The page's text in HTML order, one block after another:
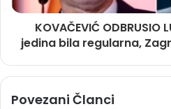
KOVAČEVIĆ ODBRUSIO
jedina bila regularna,
Povezani Članci